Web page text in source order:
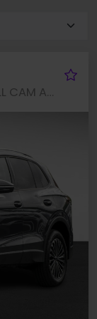
Tiguan 1.5 HYBRID LIFE NEUES MODELL CAM ACC LM18